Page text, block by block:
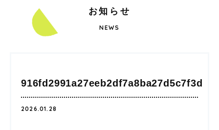
お知 ら せ
NEWS
916fd2991a27eeb2df7a8ba27d5c7f3d
2026.01.28